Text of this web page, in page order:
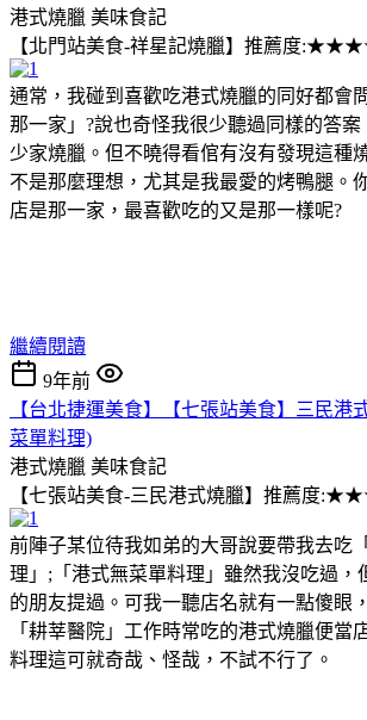
港式燒臘 美味食記
【北門站美食-祥星記燒臘】推薦度
通常，我碰到喜歡吃港式燒臘的同好都會
那一家」?說也奇怪我很少聽過同樣的答
少家燒臘。但不曉得看倌有沒有發現這種
不是那麼理想，尤其是我最愛的烤鴨腿。
店是那一家，最喜歡吃的又是那一樣呢?
繼續閱讀
9年前
【台北捷運美食】【七張站美食】三民港
菜單料理)
港式燒臘 美味食記
【七張站美食-三民港式燒臘】推薦度
前陣子某位待我如弟的大哥說要帶我去吃
理」;「港式無菜單料理」雖然我沒吃過，
的朋友提過。可我一聽店名就有一點傻眼
「耕莘醫院」工作時常吃的港式燒臘便當
料理這可就奇哉、怪哉，不試不行了。